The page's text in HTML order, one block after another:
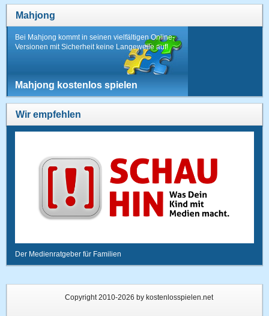
Mahjong
Bei Mahjong kommt in seinen vielfältigen Online-
Versionen mit Sicherheit keine Langeweile auf!
Mahjong kostenlos spielen
Wir empfehlen
Der Medienratgeber für Familien
Copyright 2010-2026 by kostenlosspielen.net